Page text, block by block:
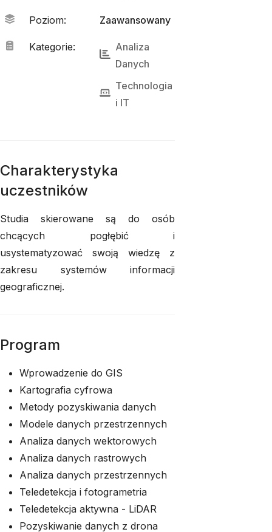
Poziom: Zaawansowany
Kategorie:
Analiza
Danych
Technologia
i IT
Charakterystyka
uczestników
Studia skierowane są do osób
chcących pogłębić i
usystematyzować swoją wiedzę z
zakresu systemów informacji
geograficznej.
Program
Wprowadzenie do GIS
Kartografia cyfrowa
Metody pozyskiwania danych
Modele danych przestrzennych
Analiza danych wektorowych
Analiza danych rastrowych
Analiza danych przestrzennych
Teledetekcja i fotogrametria
Teledetekcja aktywna - LiDAR
Pozyskiwanie danych z drona